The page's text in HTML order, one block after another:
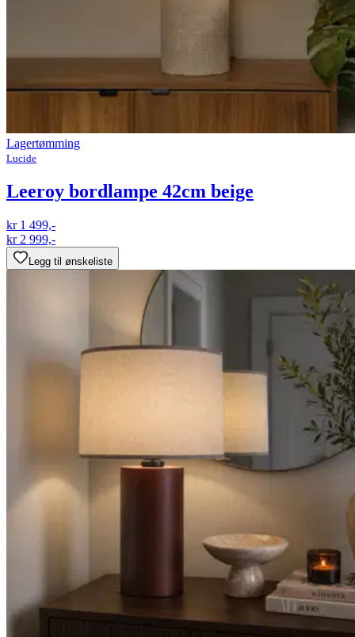
Lagertømming
Lucide
Leeroy bordlampe 42cm beige
kr 1 499,-
kr 2 999,-
Legg til ønskeliste